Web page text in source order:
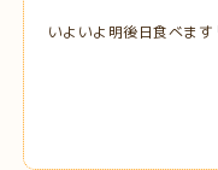
いよいよ明後日食べます